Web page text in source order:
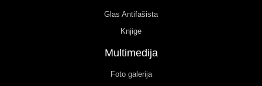
Glas Antifašista
Knjige
Multimedija
Foto galerija